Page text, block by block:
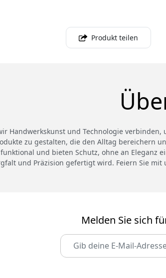
Produkt teilen
Handwerkskunst und Technologie
zu gestalten, die den Alltag bereichern
und bieten Schutz, ohne an Eleganz
und Präzision gefertigt wird. Feiern Sie
Melden Sie sich